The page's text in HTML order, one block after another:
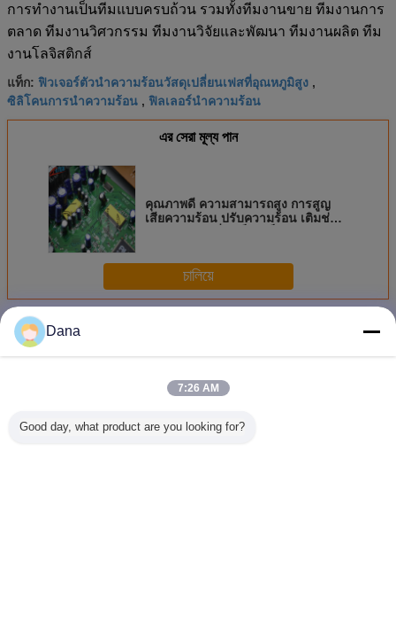
การทํางานเป็นทีมแบบครบถ้วน รวมทั้งทีมงานขาย ทีมงานการ
ตลาด ทีมงานวิศวกรรม ทีมงานวิจัยและพัฒนา ทีมงานผลิต ทีม
งานโลจิสติกส์
แท็ก: ฟิวเจอร์ตัวนำความร้อนวัสดุเปลี่ยนเฟสที่อุณหภูมิสูง ,
ซิลิโคนการนำความร้อน , ฟิลเลอร์นำความร้อน
এর সেরা মূল্য পান
คุณภาพดี ความสามารถสูง การสูญ
เสียความร้อน ปรับความร้อน เติมช่อง
চালিয়ে
มากกว่าฟิลเลอร์ Gap ความร้อน
เครื่องเติมที่นํา
เครื่องเติมช่องว่าง
Dana
7:26 AM
Good day, what product are you looking for?